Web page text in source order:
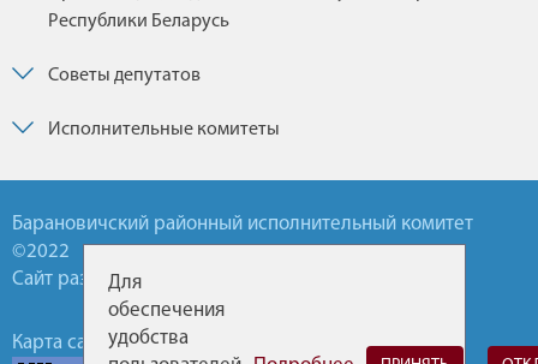
Республики Беларусь
Советы депутатов
Исполнительные комитеты
Барановичский районный исполнительный комитет
©2022
Сайт разработан УП БелТА
Карта сайта Обратная связь Горячие линии
Для
обеспечения
удобства